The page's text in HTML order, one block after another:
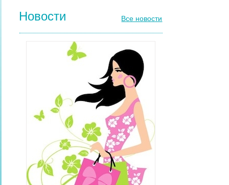
Новости Все новости